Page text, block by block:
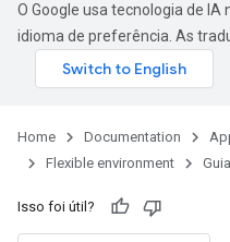
O Google usa tecnologia de
idioma de preferência. As
Home Documentation
Flexible environment
Isso foi útil?